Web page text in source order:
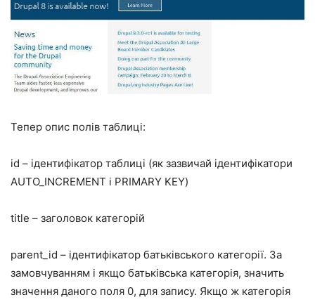
Тепер опис полів таблиці:
id – ідентифікатор таблиці (як зазвичай ідентифікатори
AUTO_INCREMENT і PRIMARY KEY)
title – заголовок категорій
parent_id – ідентифікатор батьківського категорії. За
замовчуванням і якщо батьківська категорія, значить
значення даного поля 0, для запису. Якщо ж категорія